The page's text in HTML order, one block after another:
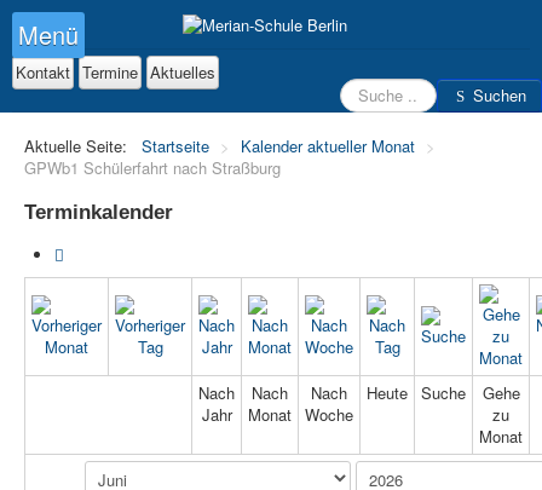
Suchen Suchen
Kontakt Termine Aktuelles
Menü
Aktuelle Seite: Startseite > Kalender aktueller Monat >
GPWb1 Schülerfahrt nach Straßburg
Terminkalender
Nach
Jahr
Nach
Monat
Nach
Woche
Heute Suche
Gehe
zu
Monat